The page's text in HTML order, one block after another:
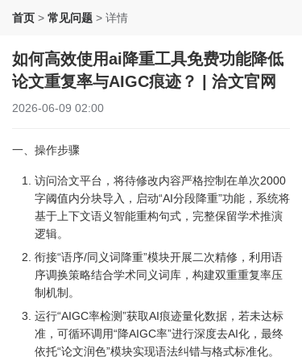
首页 > 常见问题 > 详情
如何高效使用ai降重工具免费功能降低
论文重复率与AIGC痕迹？ | 洽文官网
2026-06-09 02:00
一、操作步骤
访问洽文平台，将待修改内容严格控制在单次2000
字阈值内分块导入，启动“AI分段降重”功能，系统将
基于上下文语义智能重构句式，完整保留学术推演
逻辑。
衔接“语序/同义词降重”模块开展二次精修，利用语
序调换策略结合学术同义词库，构建双重重复率压
制机制。
运行“AIGC率检测”获取AI痕迹量化数据，若未达标
准，可循环调用“降AIGC率”进行深度去AI化，最终
依托“论文润色”模块实现语法纠错与格式标准化。